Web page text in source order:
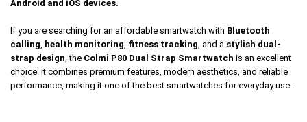
Android and iOS devices.
If you are searching for an affordable smartwatch with Bluetooth
calling, health monitoring, fitness tracking, and a stylish dual-
strap design, the Colmi P80 Dual Strap Smartwatch is an excellent
choice. It combines premium features, modern aesthetics, and reliable
performance, making it one of the best smartwatches for everyday use.